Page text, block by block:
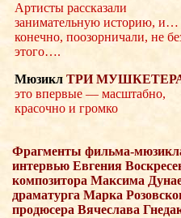
Артисты рассказали
занимательную историю, и…
конечно, поозорничали, не
этого….
Мюзикл ТРИ
это впервые — масштабно,
красочно и громко
Фрагменты фильма-
интервью Евгения
композитора Максима
драматурга Марка
продюсера Вячеслава